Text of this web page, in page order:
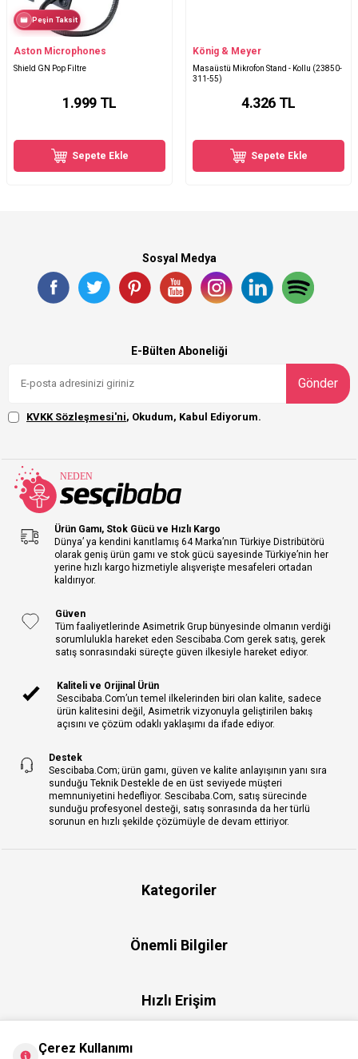
Peşin Taksit
Aston Microphones
Shield GN Pop Filtre
1.999 TL
Sepete Ekle
König & Meyer
Masaüstü Mikrofon Stand - Kollu (23850-
311-55)
4.326 TL
Sepete Ekle
Sosyal Medya
E-Bülten Aboneliği
Gönder
KVKK Sözleşmesi'ni, Okudum, Kabul Ediyorum.
Ürün Gamı, Stok Gücü ve Hızlı Kargo
Dünya’ ya kendini kanıtlamış 64 Marka’nın Türkiye Distribütörü
olarak geniş ürün gamı ve stok gücü sayesinde Türkiye’nin her
yerine hızlı kargo hizmetiyle alışverişte mesafeleri ortadan
kaldırıyor.
Güven
Tüm faaliyetlerinde Asimetrik Grup bünyesinde olmanın verdiği
sorumlulukla hareket eden Sescibaba.Com gerek satış, gerek
satış sonrasındaki süreçte güven ilkesiyle hareket ediyor.
Kaliteli ve Orijinal Ürün
Sescibaba.Com’un temel ilkelerinden biri olan kalite, sadece
ürün kalitesini değil, Asimetrik vizyonuyla geliştirilen bakış
açısını ve çözüm odaklı yaklaşımı da ifade ediyor.
Destek
Sescibaba.Com; ürün gamı, güven ve kalite anlayışının yanı sıra
sunduğu Teknik Destekle de en üst seviyede müşteri
memnuniyetini hedefliyor. Sescibaba.Com, satış sürecinde
sunduğu profesyonel desteği, satış sonrasında da her türlü
sorunun en hızlı şekilde çözümüyle de devam ettiriyor.
Kategoriler
Önemli Bilgiler
Hızlı Erişim
Çerez Kullanımı